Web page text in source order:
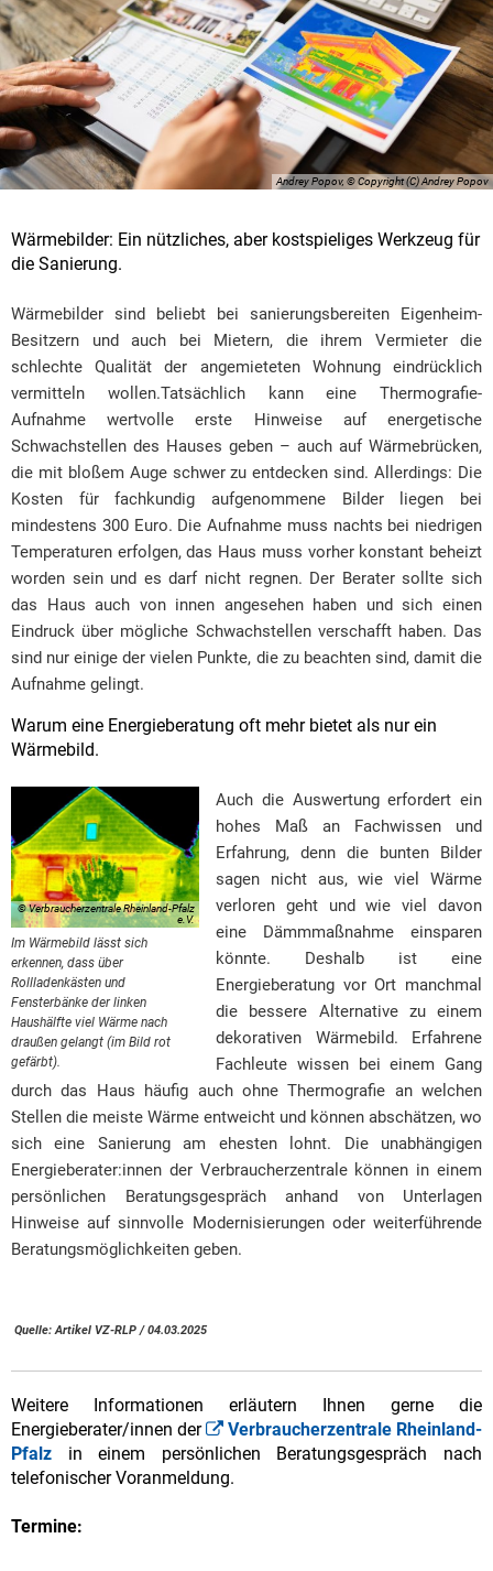
Andrey Popov, © Copyright (C) Andrey Popov
Wärmebilder: Ein nützliches, aber kostspieliges Werkzeug für
die Sanierung.
Wärmebilder sind beliebt bei sanierungsbereiten Eigenheim-
Besitzern und auch bei Mietern, die ihrem Vermieter die
schlechte Qualität der angemieteten Wohnung eindrücklich
vermitteln wollen.Tatsächlich kann eine Thermografie-
Aufnahme wertvolle erste Hinweise auf energetische
Schwachstellen des Hauses geben – auch auf Wärmebrücken,
die mit bloßem Auge schwer zu entdecken sind. Allerdings: Die
Kosten für fachkundig aufgenommene Bilder liegen bei
mindestens 300 Euro. Die Aufnahme muss nachts bei niedrigen
Temperaturen erfolgen, das Haus muss vorher konstant beheizt
worden sein und es darf nicht regnen. Der Berater sollte sich
das Haus auch von innen angesehen haben und sich einen
Eindruck über mögliche Schwachstellen verschafft haben. Das
sind nur einige der vielen Punkte, die zu beachten sind, damit die
Aufnahme gelingt.
Warum eine Energieberatung oft mehr bietet als nur ein
Wärmebild.
© Verbraucherzentrale Rheinland-Pfalz
e.V.
Im Wärmebild lässt sich
erkennen, dass über
Rollladenkästen und
Fensterbänke der linken
Haushälfte viel Wärme nach
draußen gelangt (im Bild rot
gefärbt).
Auch die Auswertung erfordert ein
hohes Maß an Fachwissen und
Erfahrung, denn die bunten Bilder
sagen nicht aus, wie viel Wärme
verloren geht und wie viel davon
eine Dämmmaßnahme einsparen
könnte. Deshalb ist eine
Energieberatung vor Ort manchmal
die bessere Alternative zu einem
dekorativen Wärmebild. Erfahrene
Fachleute wissen bei einem Gang
durch das Haus häufig auch ohne Thermografie an welchen
Stellen die meiste Wärme entweicht und können abschätzen, wo
sich eine Sanierung am ehesten lohnt. Die unabhängigen
Energieberater:innen der Verbraucherzentrale können in einem
persönlichen Beratungsgespräch anhand von Unterlagen
Hinweise auf sinnvolle Modernisierungen oder weiterführende
Beratungsmöglichkeiten geben.
Quelle: Artikel VZ-RLP / 04.03.2025
Weitere Informationen erläutern Ihnen gerne die
Energieberater/innen der
Verbraucherzentrale Rheinland-
Pfalz in einem persönlichen Beratungsgespräch nach
telefonischer Voranmeldung.
Termine: